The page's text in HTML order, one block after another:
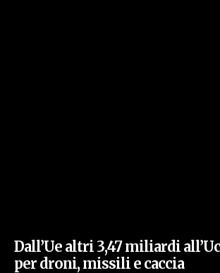
Dall’Ue altri 3,47 miliardi
per droni, missili e caccia